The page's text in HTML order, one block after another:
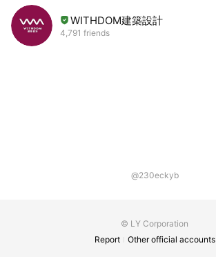
WITHDOM建築設計
4,791 friends
@230eckyb
© LY Corporation
Report
Other official accounts